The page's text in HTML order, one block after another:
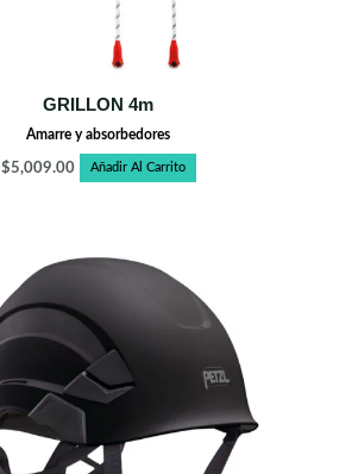
GRILLON 4m
Amarre y absorbedores
$5,009.00 Añadir Al Carrito